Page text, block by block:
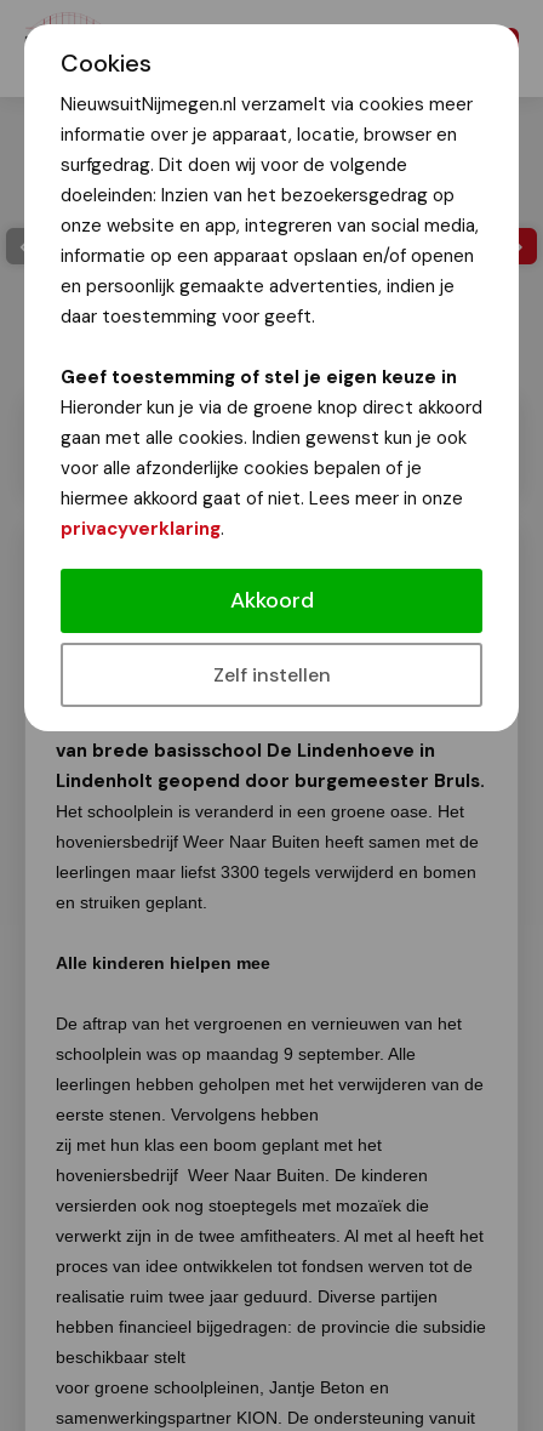
Cookies
NieuwsuitNijmegen.nl verzamelt via cookies meer
informatie over je apparaat, locatie, browser en
surfgedrag. Dit doen wij voor de volgende
doeleinden: Inzien van het bezoekersgedrag op
onze website en app, integreren van social media,
informatie op een apparaat opslaan en/of openen
en persoonlijk gemaakte advertenties, indien je
daar toestemming voor geeft.
Geef toestemming of stel je eigen keuze in
Hieronder kun je via de groene knop direct akkoord
gaan met alle cookies. Indien gewenst kun je ook
voor alle afzonderlijke cookies bepalen of je
hiermee akkoord gaat of niet. Lees meer in onze
privacyverklaring.
Akkoord
Zelf instellen
Opening groene schoolplein De
Van onze redactie
van brede basisschool De Lindenhoeve in
Lindenholt geopend door burgemeester Bruls.
Het schoolplein is veranderd in een groene oase. Het
hoveniersbedrijf Weer Naar Buiten heeft samen met de
leerlingen maar liefst 3300 tegels verwijderd en bomen
en struiken geplant.
Alle kinderen hielpen mee
De aftrap van het vergroenen en vernieuwen van het
schoolplein was op maandag 9 september. Alle
leerlingen hebben geholpen met het verwijderen van de
eerste stenen. Vervolgens hebben
zij met hun klas een boom geplant met het
hoveniersbedrijf Weer Naar Buiten. De kinderen
versierden ook nog stoeptegels met mozaïek die
verwerkt zijn in de twee amfitheaters. Al met al heeft het
proces van idee ontwikkelen tot fondsen werven tot de
realisatie ruim twee jaar geduurd. Diverse partijen
hebben financieel bijgedragen: de provincie die subsidie
beschikbaar stelt
voor groene schoolpleinen, Jantje Beton en
samenwerkingspartner KION. De ondersteuning vanuit